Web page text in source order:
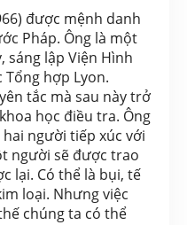
được mệnh danh
Pháp. Ông là một
sáng lập Viện Hình
hợp Lyon.
tắc mà sau này trở
học điều tra. Ông
người tiếp xúc với
người sẽ được trao
lại. Có thể là bụi, tế
loại. Nhưng việc
chúng ta có thể